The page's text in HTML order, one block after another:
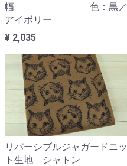
幅 色：黒／
アイボリー
¥ 2,035
リバーシブルジャガードニッ
ト生地 シャトン